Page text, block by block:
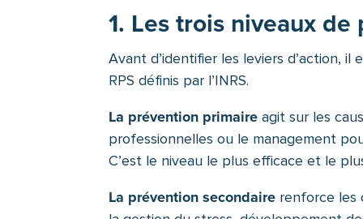
1. Les trois niveaux
Avant d’identifier les leviers d’action,
RPS définis par l’INRS.
La prévention primaire agit sur les
professionnelles ou le management
C’est le niveau le plus efficace et le
La prévention secondaire renforce les